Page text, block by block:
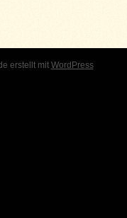
erstellt mit WordPress